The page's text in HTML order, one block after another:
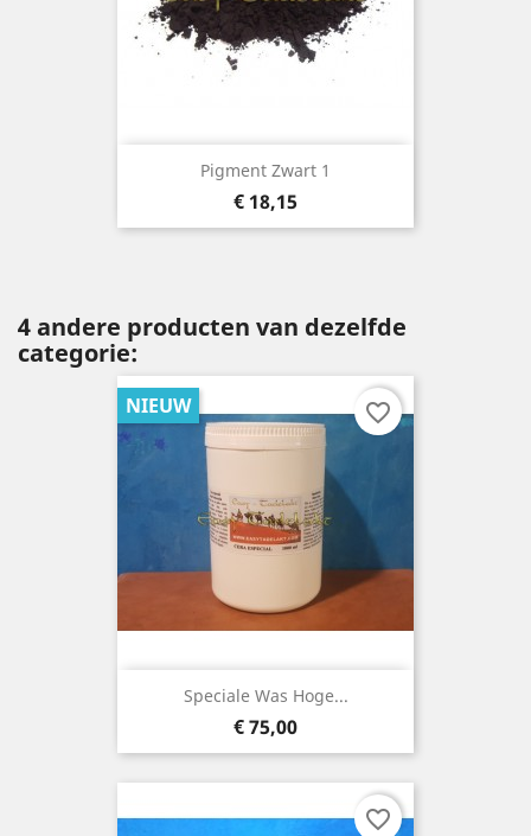
Pigment Zwart 1
Prijs
€ 18,15
4 andere producten van dezelfde
categorie:
Speciale Was Hoge...
Prijs
€ 75,00
NIEUW favorite_border
favorite_border